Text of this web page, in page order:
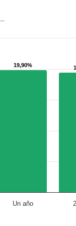
19,90%
19,90%
Un año